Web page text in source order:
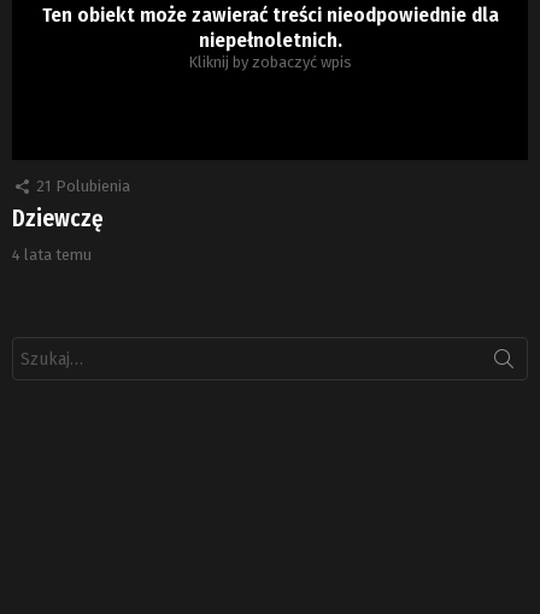
Ten obiekt może zawierać treści nieodpowiednie dla
niepełnoletnich.
Kliknij by zobaczyć wpis
21 Polubienia
Dziewczę
4 lata temu